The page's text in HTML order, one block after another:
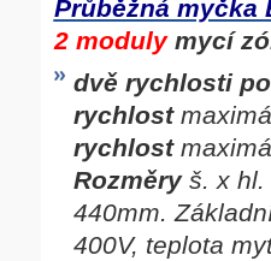
Průběžná myčka
2 modulymycí
dvě rychlosti
rychlost
rychlost
Rozměryš. x hl.
440mm.
400V, teplota